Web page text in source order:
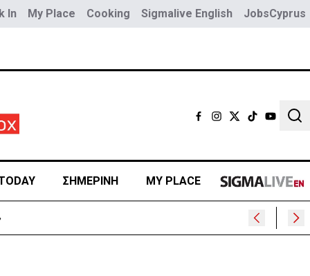
In My Place Cooking Sigmalive English JobsCyprus
ΣΗΜΕΡΙΝΗ MY PLACE